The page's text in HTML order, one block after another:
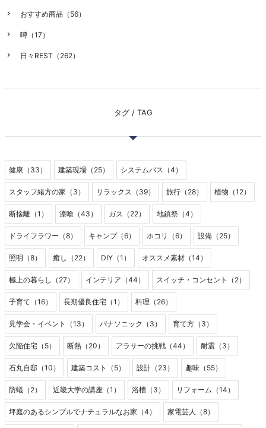
おすすめ商品（56）
噂（17）
日々REST（262）
タグ / TAG
健康（33） 建築現場（25） システムバス（4）
スタッフ緒方の家（3） リラックス（39） 旅行（28） 植物（12）
断捨離（1） 漆喰（43） ガス（22） 地鎮祭（4）
ドライフラワー（8） キャンプ（6） ホコリ（6） 設備（25）
照明（8） 癒し（22） DIY（1） オススメ素材（14）
極上の暮らし（27） インテリア（44） スイッチ・コンセント（2）
子育て（16） 長期優良住宅（1） 料理（26）
見学会・イベント（13） パナソニック（3） 育て方（3）
欠陥住宅（5） 断熱（20） アラサーの挑戦（44） 耐震（3）
石丸自邸（10） 建築コスト（5） 設計（23） 趣味（55）
防蟻（2） 近畿大学の講座（1） 浴槽（3） リフォーム（14）
坪庭のあるシンプルでナチュラルなお家（4） 家電芸人（8）